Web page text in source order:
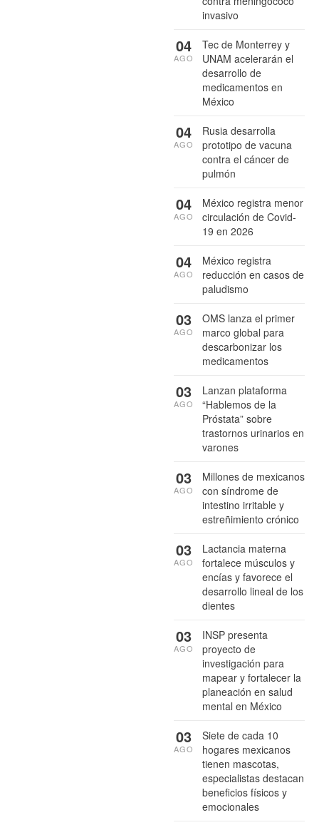
invasivo
Tec de Monterrey y
UNAM acelerarán el
desarrollo de
medicamentos en
México
04
AGO
Rusia desarrolla
prototipo de vacuna
contra el cáncer de
pulmón
04
AGO
México registra menor
circulación de Covid-
19 en 2026
04
AGO
México registra
reducción en casos de
paludismo
04
AGO
OMS lanza el primer
marco global para
descarbonizar los
medicamentos
03
AGO
Lanzan plataforma
“Hablemos de la
Próstata” sobre
trastornos urinarios en
varones
03
AGO
Millones de mexicanos
con síndrome de
intestino irritable y
estreñimiento crónico
03
AGO
Lactancia materna
fortalece músculos y
encías y favorece el
desarrollo lineal de los
dientes
03
AGO
INSP presenta
proyecto de
investigación para
mapear y fortalecer la
planeación en salud
mental en México
03
AGO
Siete de cada 10
hogares mexicanos
tienen mascotas,
especialistas destacan
beneficios físicos y
emocionales
03
AGO